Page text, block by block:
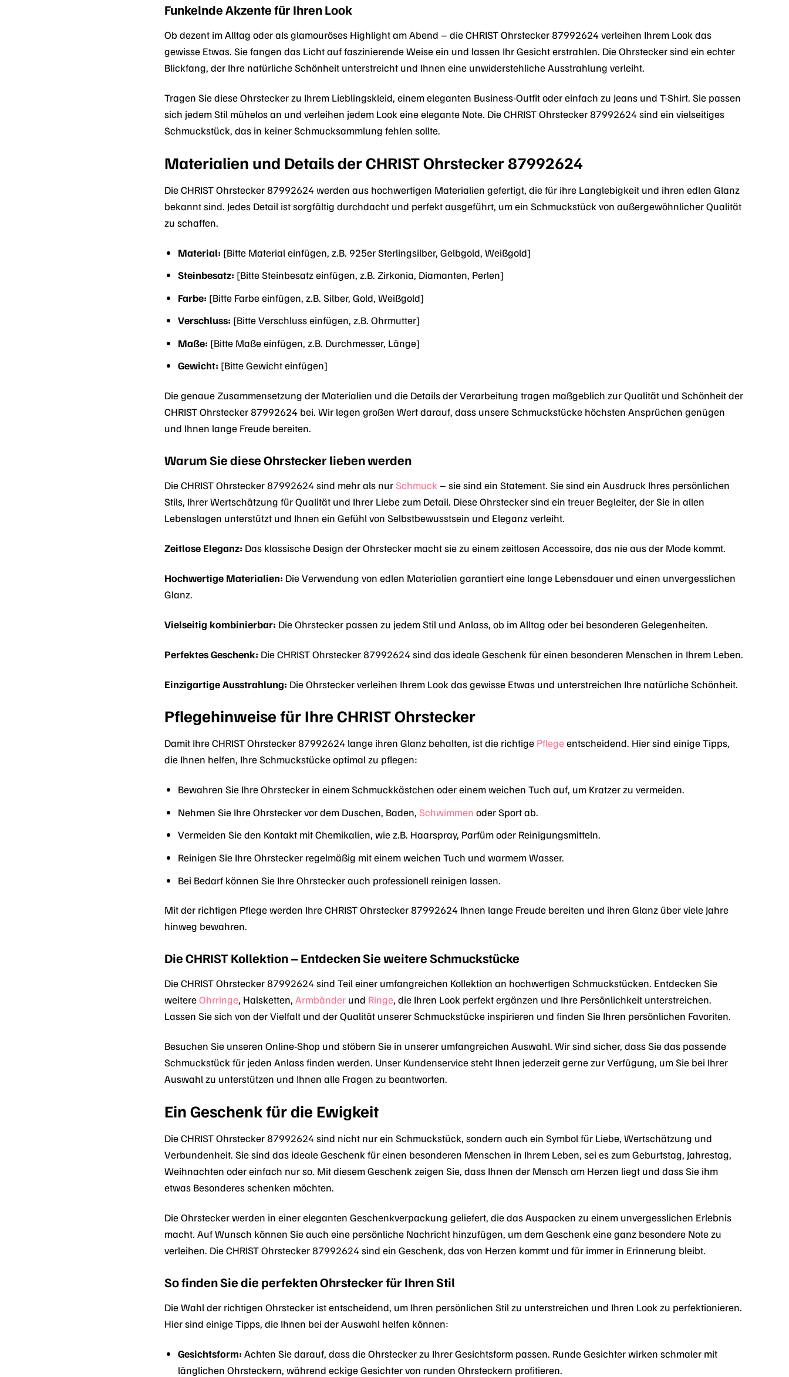
Funkelnde Akzente für Ihren Look
Ob dezent im Alltag oder als glamouröses Highlight am Abend – die CHRIST Ohrstecker 87992624 verleihen Ihrem Look das
gewisse Etwas. Sie fangen das Licht auf faszinierende Weise ein und lassen Ihr Gesicht erstrahlen. Die Ohrstecker sind ein echter
Blickfang, der Ihre natürliche Schönheit unterstreicht und Ihnen eine unwiderstehliche Ausstrahlung verleiht.
Tragen Sie diese Ohrstecker zu Ihrem Lieblingskleid, einem eleganten Business-Outfit oder einfach zu Jeans und T-Shirt. Sie passen
sich jedem Stil mühelos an und verleihen jedem Look eine elegante Note. Die CHRIST Ohrstecker 87992624 sind ein vielseitiges
Schmuckstück, das in keiner Schmucksammlung fehlen sollte.
Materialien und Details der CHRIST Ohrstecker 87992624
Die CHRIST Ohrstecker 87992624 werden aus hochwertigen Materialien gefertigt, die für ihre Langlebigkeit und ihren edlen Glanz
bekannt sind. Jedes Detail ist sorgfältig durchdacht und perfekt ausgeführt, um ein Schmuckstück von außergewöhnlicher Qualität
zu schaffen.
Material: [Bitte Material einfügen, z.B. 925er Sterlingsilber, Gelbgold, Weißgold]
Steinbesatz: [Bitte Steinbesatz einfügen, z.B. Zirkonia, Diamanten, Perlen]
Farbe: [Bitte Farbe einfügen, z.B. Silber, Gold, Weißgold]
Verschluss: [Bitte Verschluss einfügen, z.B. Ohrmutter]
Maße: [Bitte Maße einfügen, z.B. Durchmesser, Länge]
Gewicht: [Bitte Gewicht einfügen]
Die genaue Zusammensetzung der Materialien und die Details der Verarbeitung tragen maßgeblich zur Qualität und Schönheit der
CHRIST Ohrstecker 87992624 bei. Wir legen großen Wert darauf, dass unsere Schmuckstücke höchsten Ansprüchen genügen
und Ihnen lange Freude bereiten.
Warum Sie diese Ohrstecker lieben werden
Die CHRIST Ohrstecker 87992624 sind mehr als nurSchmuck – sie sind ein Statement. Sie sind ein Ausdruck Ihres persönlichen
Stils, Ihrer Wertschätzung für Qualität und Ihrer Liebe zum Detail. Diese Ohrstecker sind ein treuer Begleiter, der Sie in allen
Lebenslagen unterstützt und Ihnen ein Gefühl von Selbstbewusstsein und Eleganz verleiht.
Zeitlose Eleganz: Das klassische Design der Ohrstecker macht sie zu einem zeitlosen Accessoire, das nie aus der Mode kommt.
Hochwertige Materialien: Die Verwendung von edlen Materialien garantiert eine lange Lebensdauer und einen unvergesslichen
Glanz.
Vielseitig kombinierbar: Die Ohrstecker passen zu jedem Stil und Anlass, ob im Alltag oder bei besonderen Gelegenheiten.
Perfektes Geschenk: Die CHRIST Ohrstecker 87992624 sind das ideale Geschenk für einen besonderen Menschen in Ihrem Leben.
Einzigartige Ausstrahlung: Die Ohrstecker verleihen Ihrem Look das gewisse Etwas und unterstreichen Ihre natürliche Schönheit.
Pflegehinweise für Ihre CHRIST Ohrstecker
Damit Ihre CHRIST Ohrstecker 87992624 lange ihren Glanz behalten, ist die richtige Pflegeentscheidend. Hier sind einige Tipps,
die Ihnen helfen, Ihre Schmuckstücke optimal zu pflegen:
Bewahren Sie Ihre Ohrstecker in einem Schmuckkästchen oder einem weichen Tuch auf, um Kratzer zu vermeiden.
Nehmen Sie Ihre Ohrstecker vor dem Duschen, Baden,Schwimmen oder Sport ab.
Vermeiden Sie den Kontakt mit Chemikalien, wie z.B. Haarspray, Parfüm oder Reinigungsmitteln.
Reinigen Sie Ihre Ohrstecker regelmäßig mit einem weichen Tuch und warmem Wasser.
Bei Bedarf können Sie Ihre Ohrstecker auch professionell reinigen lassen.
Mit der richtigen Pflege werden Ihre CHRIST Ohrstecker 87992624 Ihnen lange Freude bereiten und ihren Glanz über viele Jahre
hinweg bewahren.
Die CHRIST Kollektion – Entdecken Sie weitere Schmuckstücke
Die CHRIST Ohrstecker 87992624 sind Teil einer umfangreichen Kollektion an hochwertigen Schmuckstücken. Entdecken Sie
weitereOhrringe, Halsketten,Armbänder und Ringe, die Ihren Look perfekt ergänzen und Ihre Persönlichkeit unterstreichen.
Lassen Sie sich von der Vielfalt und der Qualität unserer Schmuckstücke inspirieren und finden Sie Ihren persönlichen Favoriten.
Besuchen Sie unseren Online-Shop und stöbern Sie in unserer umfangreichen Auswahl. Wir sind sicher, dass Sie das passende
Schmuckstück für jeden Anlass finden werden. Unser Kundenservice steht Ihnen jederzeit gerne zur Verfügung, um Sie bei Ihrer
Auswahl zu unterstützen und Ihnen alle Fragen zu beantworten.
Ein Geschenk für die Ewigkeit
Die CHRIST Ohrstecker 87992624 sind nicht nur ein Schmuckstück, sondern auch ein Symbol für Liebe, Wertschätzung und
Verbundenheit. Sie sind das ideale Geschenk für einen besonderen Menschen in Ihrem Leben, sei es zum Geburtstag, Jahrestag,
Weihnachten oder einfach nur so. Mit diesem Geschenk zeigen Sie, dass Ihnen der Mensch am Herzen liegt und dass Sie ihm
etwas Besonderes schenken möchten.
Die Ohrstecker werden in einer eleganten Geschenkverpackung geliefert, die das Auspacken zu einem unvergesslichen Erlebnis
macht. Auf Wunsch können Sie auch eine persönliche Nachricht hinzufügen, um dem Geschenk eine ganz besondere Note zu
verleihen. Die CHRIST Ohrstecker 87992624 sind ein Geschenk, das von Herzen kommt und für immer in Erinnerung bleibt.
So finden Sie die perfekten Ohrstecker für Ihren Stil
Die Wahl der richtigen Ohrstecker ist entscheidend, um Ihren persönlichen Stil zu unterstreichen und Ihren Look zu perfektionieren.
Hier sind einige Tipps, die Ihnen bei der Auswahl helfen können:
Gesichtsform: Achten Sie darauf, dass die Ohrstecker zu Ihrer Gesichtsform passen. Runde Gesichter wirken schmaler mit
länglichen Ohrsteckern, während eckige Gesichter von runden Ohrsteckern profitieren.